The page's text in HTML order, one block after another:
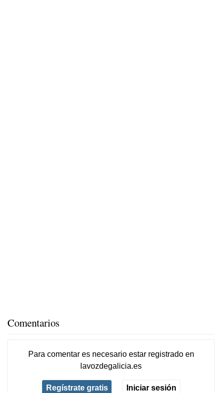
Comentarios
Para comentar es necesario estar registradoen
lavozdegalicia.es
Regístrate gratis Iniciar sesión